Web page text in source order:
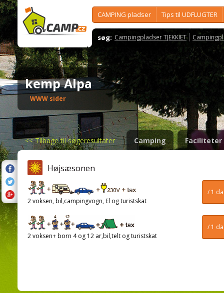
CAMPING pladser Tips til UDFLUGTER
søg: Campingpladser TJEKKIET
kemp Alpa
WWW sider
<<Tilbage til søgeresultater Camping Faciliteter
Højsæsonen
/ 1
2 voksen, bil,campingvogn, El og turistskat
/ 1
2 voksen+ born 4 og 12 ar,bil,telt og turistskat